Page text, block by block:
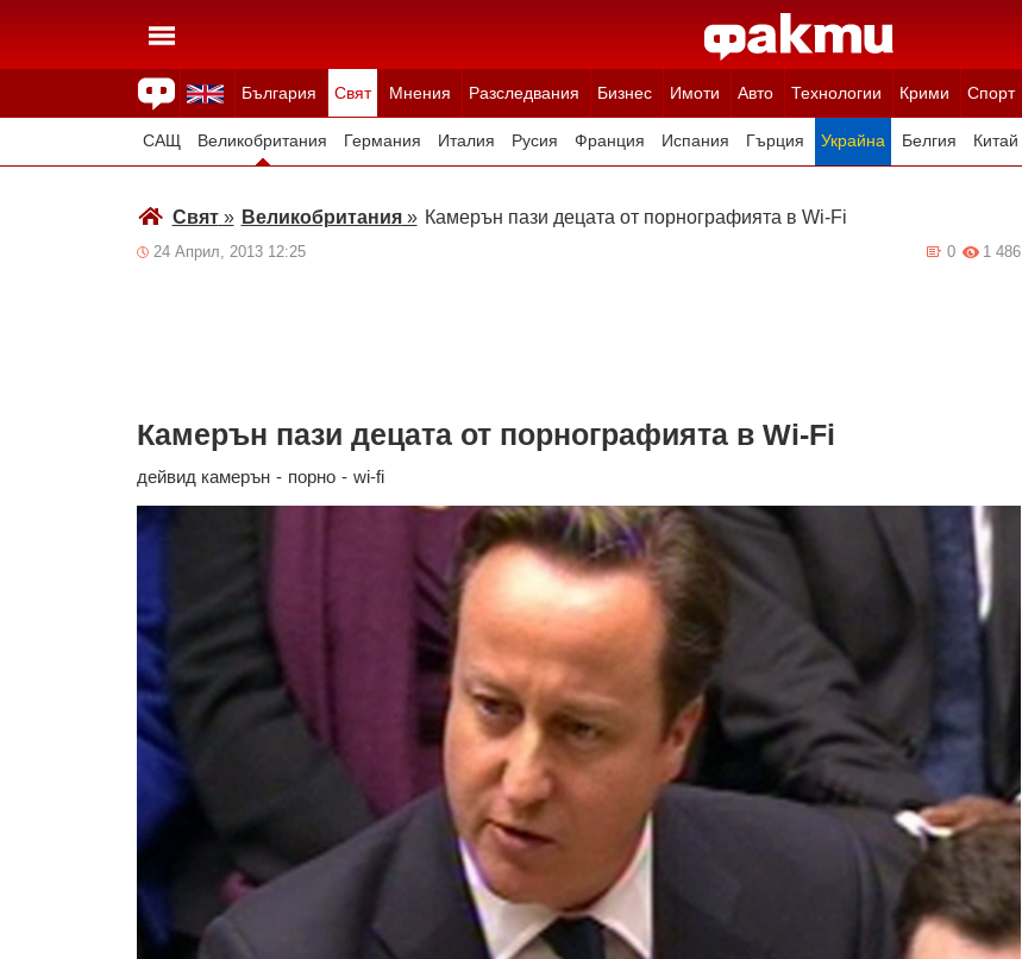
България Свят Мнения Разследвания Бизнес Имоти Авто Технологии Крими Спорт
Здраве Времето Анкети Вицове Куизове
САЩ Великобритания Германия Италия Русия Франция Испания Гърция Украйна Белгия Китай
Свят» Великобритания» Камерън пази децата от порнографията в Wi-Fi
24 Април, 2013 12:25 1 486
0
Камерън пази децата от порнографията в Wi-Fi
дейвид камерън - порно - wi-fi